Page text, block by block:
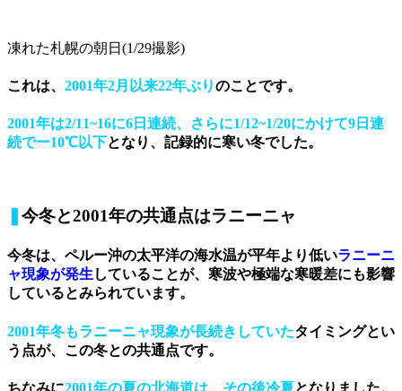
凍れた札幌の朝日(1/29撮影)
これは、 2001年2月以来22年ぶりのことです。
2001年は2/11~16に6日連続、さらに1/12~1/20にかけて9日連
続でー10℃以下となり、記録的に寒い冬でした。
今冬と2001年の共通点はラニーニャ
今冬は、ペルー沖の太平洋の海水温が平年より低いラニーニ
ャ現象が発生していることが、寒波や極端な寒暖差にも影響
しているとみられています。
2001年冬もラニーニャ現象が長続きしていたタイミングとい
う点が、この冬との共通点です。
ちなみに2001年の夏の北海道は、その後冷夏となりました。